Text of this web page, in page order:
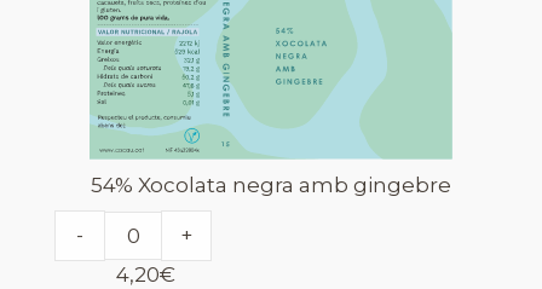
54% Xocolata negra amb gingebre
-
+
4,20€